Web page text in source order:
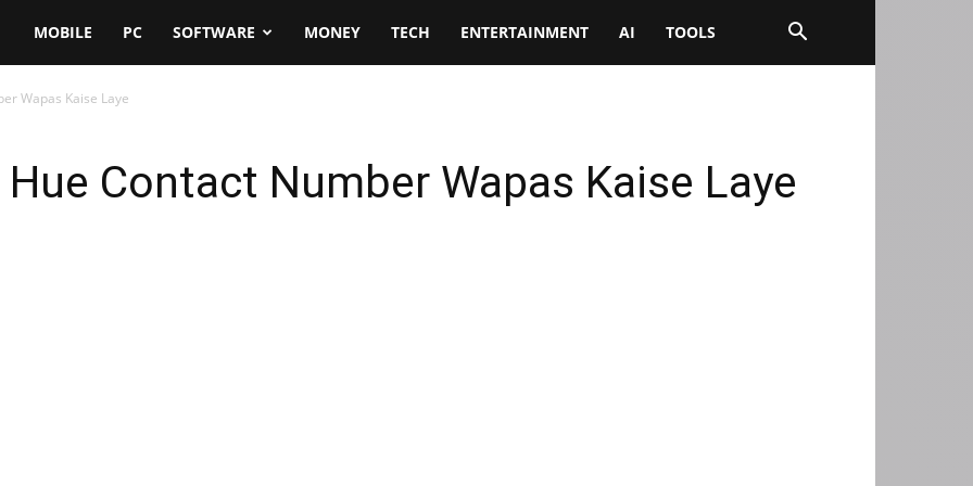
MOBILE PC SOFTWARE MONEY TECH ENTERTAINMENT AI TOOLS
Wapas Kaise Laye
Contact Number Wapas Kaise Laye